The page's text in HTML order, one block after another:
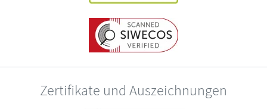
Zertifikate und Auszeichnungen